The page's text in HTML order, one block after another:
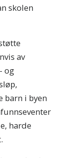
skolen
av
og
barn i byen
harde